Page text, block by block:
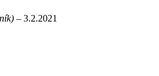
– 3.2.2021